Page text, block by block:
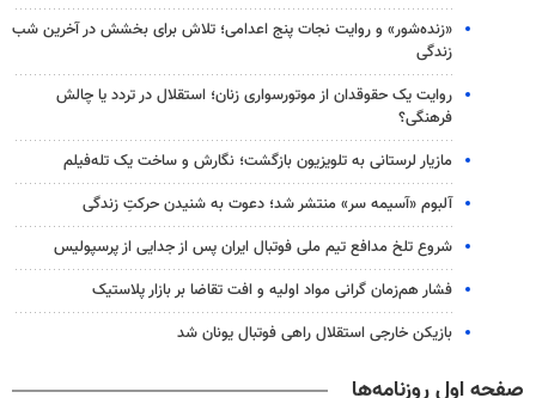
«زنده‌شور» و روایت نجات پنج اعدامی؛ تلاش برای بخشش در آخرین شب
زندگی
روایت یک حقوقدان از موتورسواری زنان؛ استقلال در تردد یا چالش
فرهنگی؟
مازیار لرستانی به تلویزیون بازگشت؛ نگارش و ساخت یک تله‌فیلم
آلبوم «آسیمه سر» منتشر شد؛ دعوت به شنیدن حرکتِ زندگی
شروع تلخ مدافع تیم ملی فوتبال ایران پس از جدایی از پرسپولیس
فشار هم‌زمان گرانی مواد اولیه و افت تقاضا بر بازار پلاستیک
بازیکن خارجی استقلال راهی فوتبال یونان شد
صفحه اول روزنامه‌ها